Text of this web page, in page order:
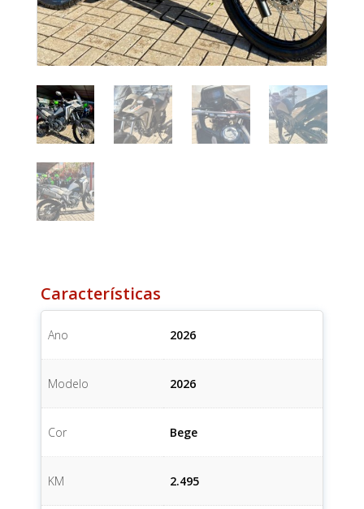
Características
Ano 2026
Modelo 2026
Cor Bege
KM 2.495